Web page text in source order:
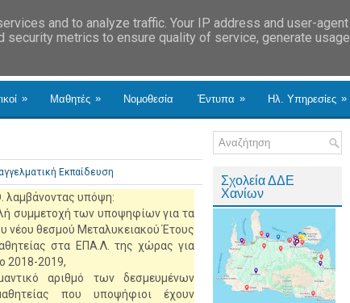
» Μαθητές » Νομοθεσία Έντυπα » Ηλ. Υπηρεσίες »
Εκπαίδευση
λαμβάνοντας υπόψη:
συμμετοχή των υποψηφίων για τα
νέου θεσμού Μεταλυκειακού Έτους
στα ΕΠΑ.Λ. της χώρας για
2018-2019,
αριθμό των δεσμευμένων
που υποψήφιοι έχουν
Σχολεία ΔΔΕ
Χανίων
and to analyze traffic. Your IP address and user-agent
security metrics to ensure quality of service, generate usage